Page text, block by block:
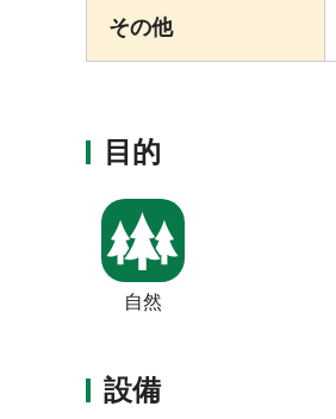
その他
目的
自然
設備